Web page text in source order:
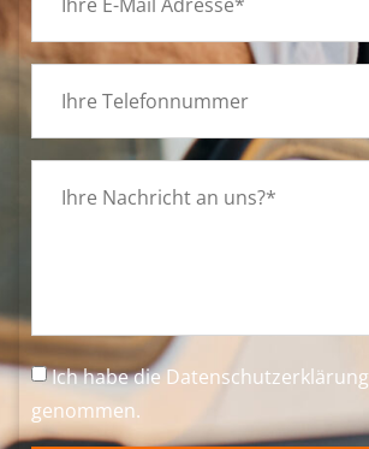
Ich habe dieDatenschutzerklärung
genommen.